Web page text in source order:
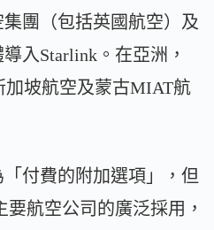
團（包括英國航空）及
入Starlink。在亞洲，
加坡航空及蒙古MIAT航
付費的附加選項」，但
要航空公司的廣泛採用，